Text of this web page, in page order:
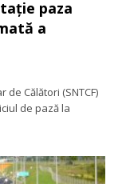
paza
a
Călători (SNTCF)
de pază la